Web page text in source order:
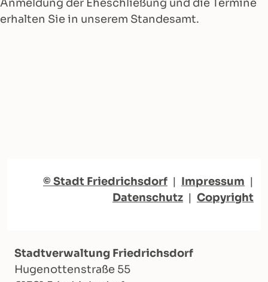
Anmeldung der Eheschließung und die Termine
erhalten Sie in unserem Standesamt.
© Stadt Friedrichsdorf | Impressum |
Datenschutz | Copyright
Stadtverwaltung Friedrichsdorf
Hugenottenstraße 55